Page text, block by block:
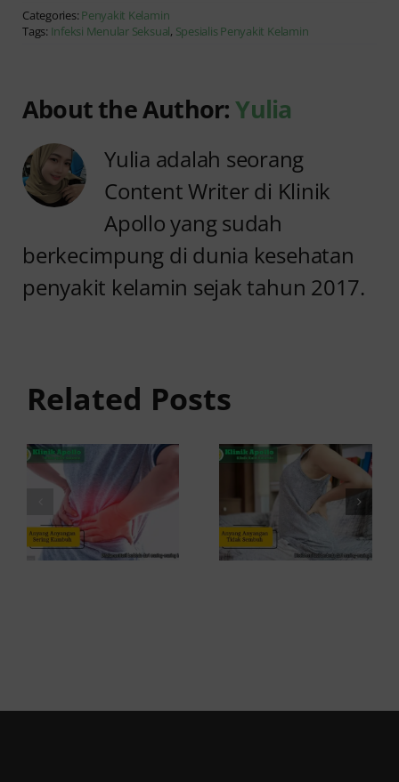
Categories: Penyakit Kelamin
Tags: Infeksi Menular Seksual, Spesialis Penyakit Kelamin
About the Author:Yulia
Yulia adalah seorang
Content Writer di Klinik
Apollo yang sudah
berkecimpung di dunia kesehatan
penyakit kelamin sejak tahun 2017.
Related Posts
Penyebab
Sering
Kambuh
dan Cara
Atasinya
Anyang
Penyebab
dan
Solusinya